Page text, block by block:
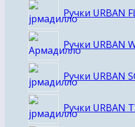
Ручки URBAN
Ручки URBAN
Ручки URBAN
Ручки URBAN